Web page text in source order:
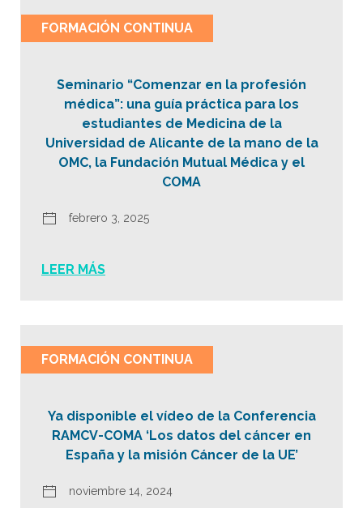
FORMACIÓN CONTINUA
Seminario “Comenzar en la profesión
médica”: una guía práctica para los
estudiantes de Medicina de la
Universidad de Alicante de la mano de la
OMC, la Fundación Mutual Médica y el
COMA
febrero 3, 2025
LEER MÁS
FORMACIÓN CONTINUA
Ya disponible el vídeo de la Conferencia
RAMCV-COMA ‘Los datos del cáncer en
España y la misión Cáncer de la UE’
noviembre 14, 2024